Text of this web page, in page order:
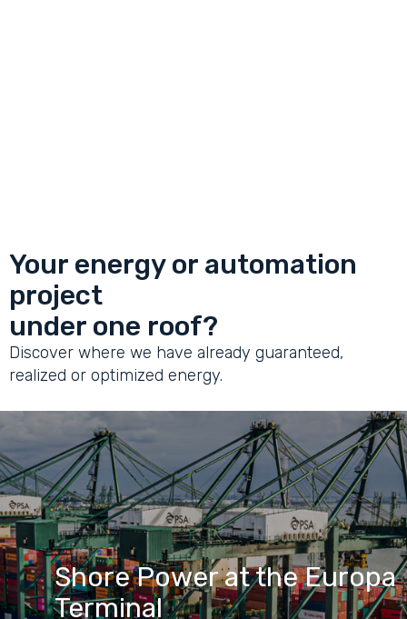
Your energy or automation
project
under one roof?
Discover where we have already guaranteed,
realized or optimized energy.
Shore Power at the Europa
Terminal